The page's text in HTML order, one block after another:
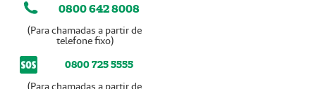
0800 642 8008
(Para chamadas a partir de
telefone fixo)
0800 725 5555
(Para chamadas a partir de